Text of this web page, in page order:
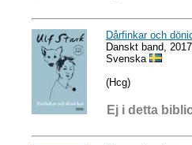
Dårfinkar och
Danskt band, 2017
Svenska
(Hcg)
Ej i detta